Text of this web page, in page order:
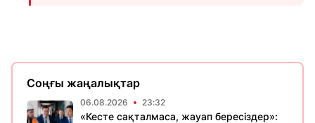
Соңғы жаңалықтар
06.08.2026 23:32
«Кесте сақталмаса, жауап бересіздер»: